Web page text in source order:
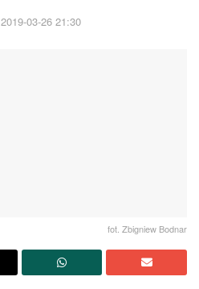
2019-03-26 21:30
fot. Zbigniew Bodnar